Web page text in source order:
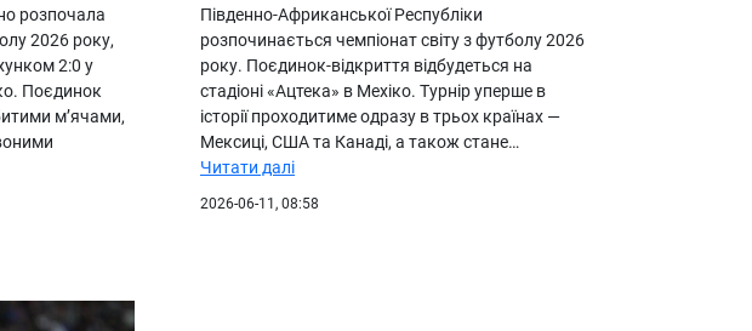
розпочала
2026 року,
2:0 у
Поєдинок
м’ячами,
Південно-Африканської Республіки
розпочинається чемпіонат світу з футболу 2026
року. Поєдинок-відкриття відбудеться на
стадіоні «Ацтека» в Мехіко. Турнір уперше в
історії проходитиме одразу в трьох країнах —
Мексиці, США та Канаді, а також стане…
Читати далі
2026-06-11, 08:58